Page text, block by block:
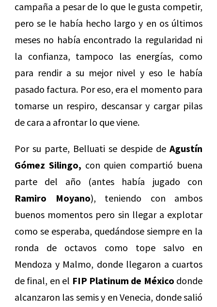
campaña a pesar de lo que le gusta competir,
pero se le había hecho largo y en os últimos
meses no había encontrado la regularidad ni
la confianza, tampoco las energías, como
para rendir a su mejor nivel y eso le había
pasado factura. Por eso, era el momento para
tomarse un respiro, descansar y cargar pilas
de cara a afrontar lo que viene.
Por su parte, Belluati se despide de Agustín
Gómez Silingo, con quien compartió buena
parte del año (antes había jugado con
Ramiro Moyano), teniendo con ambos
buenos momentos pero sin llegar a explotar
como se esperaba, quedándose siempre en la
ronda de octavos como tope salvo en
Mendoza y Malmo, donde llegaron a cuartos
de final, en el FIP Platinum de México donde
alcanzaron las semis y en Venecia, donde salió